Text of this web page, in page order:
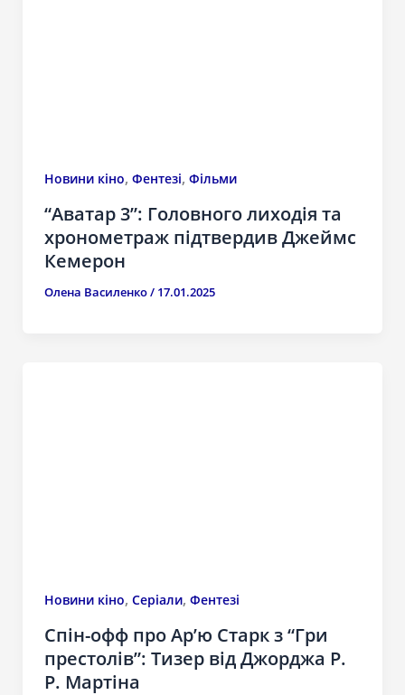
Новини кіно, Фентезі, Фільми
“Аватар 3”: Головного лиходія та
хронометраж підтвердив Джеймс
Кемерон
Олена Василенко/ 17.01.2025
Новини кіно, Серіали, Фентезі
Спін-офф про Ар’ю Старк з “Гри
престолів”: Тизер від Джорджа Р.
Р. Мартіна